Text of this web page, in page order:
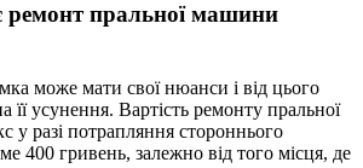
ремонт пральної машини
може мати свої нюанси і від цього
її усунення. Вартість ремонту пральної
разі потрапляння стороннього
400 гривень, залежно від того місця, де